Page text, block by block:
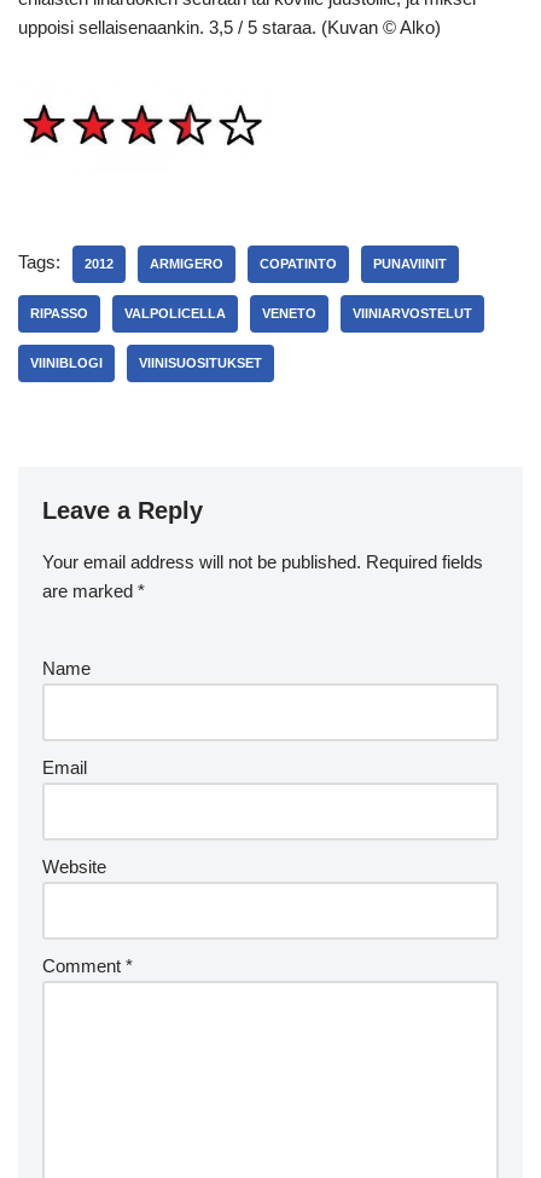
uppoisi sellaisenaankin. 3,5 / 5 staraa. (Kuvan © Alko)
Tags: 2012 ARMIGERO COPATINTO PUNAVIINIT
RIPASSO VALPOLICELLA VENETO VIINIARVOSTELUT
VIINIBLOGI VIINISUOSITUKSET
Leave a Reply
Your email address will not be published. Required fields
are marked *
Name
Email
Website
Comment *